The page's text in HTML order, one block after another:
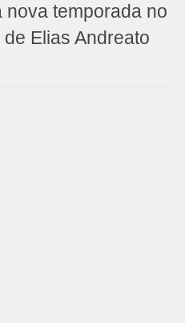
nova temporada no
Elias Andreato